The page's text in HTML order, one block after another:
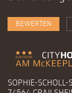
BEWERTEN
SOPHIE-SCHOLL-